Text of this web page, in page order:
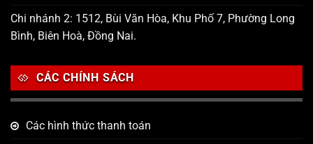
Chi nhánh 2: 1512, Bùi Văn Hòa, Khu Phố 7, Phường Long
Bình, Biên Hoà, Đồng Nai.
CÁC CHÍNH SÁCH
Các hình thức thanh toán